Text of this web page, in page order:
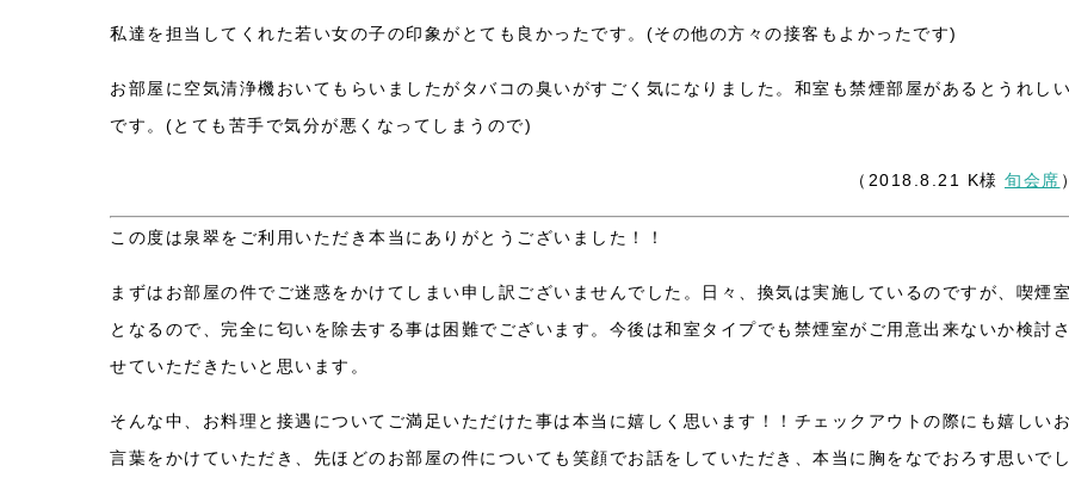
私達を担当してくれた若い女の子の印象がとても良かったです。(その他の方々の接客もよかったです)
お部屋に空気清浄機おいてもらいましたがタバコの臭いがすごく気になりました。和室も禁煙部屋があるとうれしい
です。(とても苦手で気分が悪くなってしまうので)
（2018.8.21 K様 旬会席 ）
この度は泉翠をご利用いただき本当にありがとうございました！！
まずはお部屋の件でご迷惑をかけてしまい申し訳ございませんでした。日々、換気は実施しているのですが、喫煙室
となるので、完全に匂いを除去する事は困難でございます。今後は和室タイプでも禁煙室がご用意出来ないか検討さ
せていただきたいと思います。
そんな中、お料理と接遇についてご満足いただけた事は本当に嬉しく思います！！チェックアウトの際にも嬉しいお
言葉をかけていただき、先ほどのお部屋の件についても笑顔でお話をしていただき、本当に胸をなでおろす思いでし